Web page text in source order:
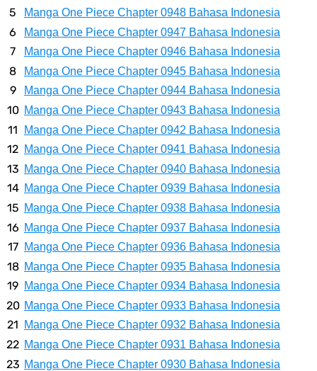
Wanita Milik Sanji
7 Klub Pertama Yang Menjuarai Liga Champions, Apa Klub Jagoan
Kamu Termasuk
Arti Bendera Palau, Negara Kepulauan Yang Berada Di Kawasan
Pasifik Barat
Cara Membuat Linktree Instagram, Sangat Mudah Untuk Kamu
Lakukan Sendiri
7 Fakta Gaban One Piece, Orang Yang Telah Memberikan Kunci Borgol
Milik Loki
Profil Slamet Rahardjo, Aktor Dengan Peran Penting Dalam Perfilman
Indonesia
Manga One Piece Chapter 0948 Bahasa Indonesia
Manga One Piece Chapter 0947 Bahasa Indonesia
Manga One Piece Chapter 0946 Bahasa Indonesia
Manga One Piece Chapter 0945 Bahasa Indonesia
Manga One Piece Chapter 0944 Bahasa Indonesia
Manga One Piece Chapter 0943 Bahasa Indonesia
Manga One Piece Chapter 0942 Bahasa Indonesia
Manga One Piece Chapter 0941 Bahasa Indonesia
Manga One Piece Chapter 0940 Bahasa Indonesia
Manga One Piece Chapter 0939 Bahasa Indonesia
Manga One Piece Chapter 0938 Bahasa Indonesia
Manga One Piece Chapter 0937 Bahasa Indonesia
Manga One Piece Chapter 0936 Bahasa Indonesia
Manga One Piece Chapter 0935 Bahasa Indonesia
Manga One Piece Chapter 0934 Bahasa Indonesia
Manga One Piece Chapter 0933 Bahasa Indonesia
Manga One Piece Chapter 0932 Bahasa Indonesia
Manga One Piece Chapter 0931 Bahasa Indonesia
Manga One Piece Chapter 0930 Bahasa Indonesia